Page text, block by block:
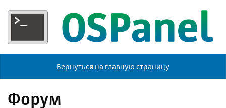
Вернуться на главную страницу
Форум